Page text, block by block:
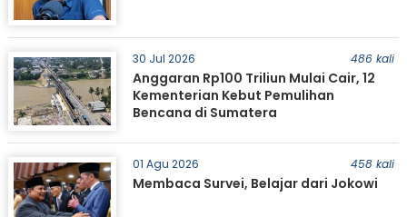
30 Jul 2026 486 kali
Anggaran Rp100 Triliun Mulai Cair, 12
Kementerian Kebut Pemulihan
Bencana di Sumatera
01 Agu 2026 458 kali
Membaca Survei, Belajar dari Jokowi